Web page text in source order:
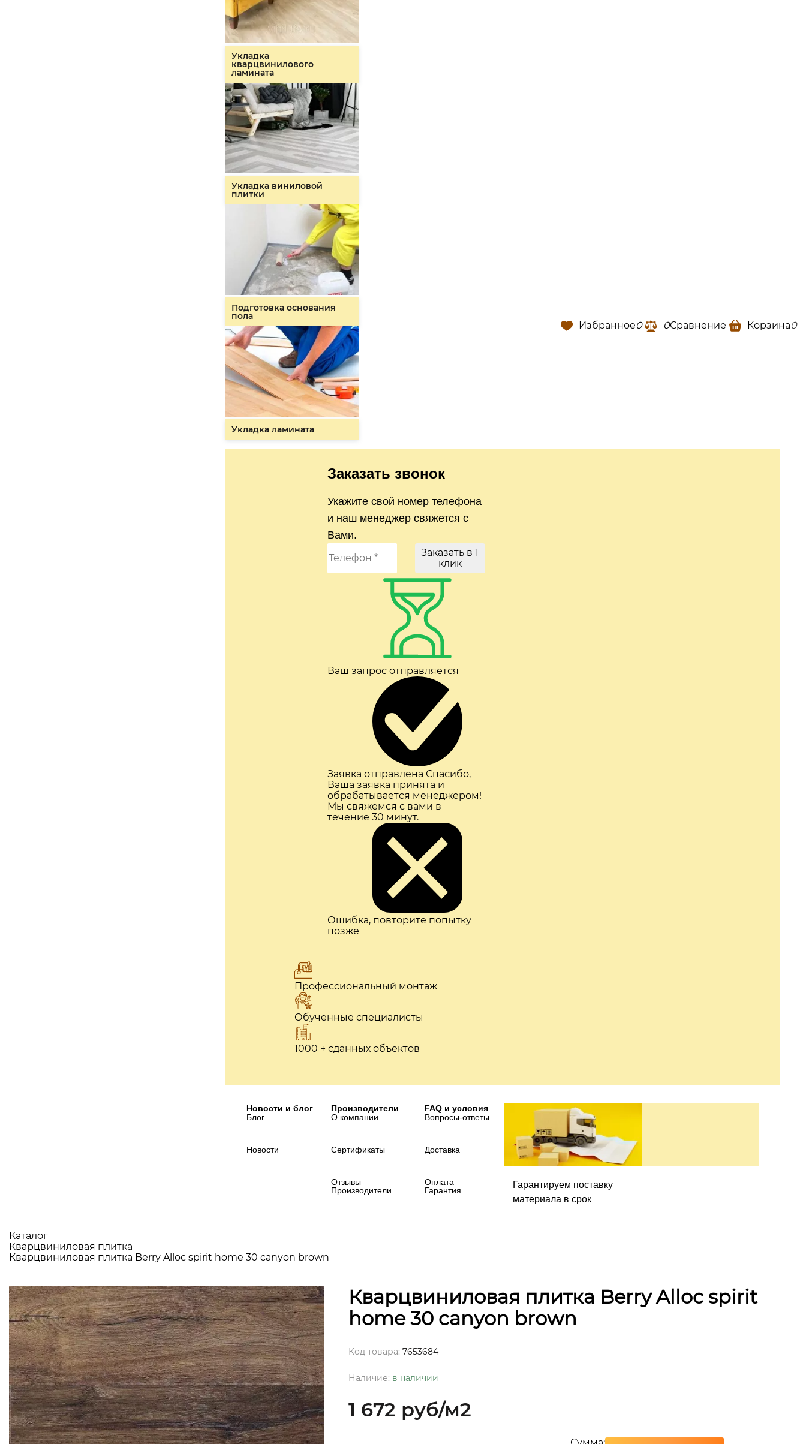
Укладка
кварцвинилового
ламината
Укладка виниловой
плитки
Подготовка основания
пола
Укладка ламината
Заказать звонок
Укажите свой номер телефона
и наш менеджер свяжется с
Вами.
Заказать в 1
клик
Ваш запрос отправляется
Заявка отправлена Спасибо,
Ваша заявка принята и
обрабатывается менеджером!
Мы свяжемся с вами в
течение 30 минут.
Ошибка, повторите попытку
позже
Профессиональный монтаж
Обученные специалисты
1000 + сданных объектов
Новости и блог
Блог
Новости
Производители
О компании
Сертификаты
Отзывы
Производители
FAQ и условия
Вопросы-ответы
Доставка
Оплата
Гарантия
Гарантируем поставку
материала в срок
Избранное0 0Сравнение Корзина0
Каталог
Кварцвиниловая плитка
Кварцвиниловая плитка Berry Alloc spirit home 30 canyon brown
Кварцвиниловая плитка Berry Alloc spirit
home 30 canyon brown
Код товара: 7653684
Наличие: в наличии
1 672 руб/м2